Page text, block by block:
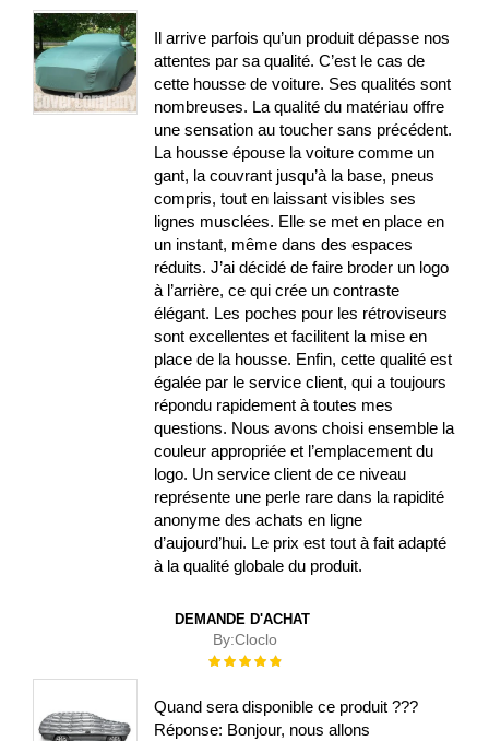
Il arrive parfois qu’un produit dépasse nos
attentes par sa qualité. C’est le cas de
cette housse de voiture. Ses qualités sont
nombreuses. La qualité du matériau offre
une sensation au toucher sans précédent.
La housse épouse la voiture comme un
gant, la couvrant jusqu’à la base, pneus
compris, tout en laissant visibles ses
lignes musclées. Elle se met en place en
un instant, même dans des espaces
réduits. J’ai décidé de faire broder un logo
à l’arrière, ce qui crée un contraste
élégant. Les poches pour les rétroviseurs
sont excellentes et facilitent la mise en
place de la housse. Enfin, cette qualité est
égalée par le service client, qui a toujours
répondu rapidement à toutes mes
questions. Nous avons choisi ensemble la
couleur appropriée et l’emplacement du
logo. Un service client de ce niveau
représente une perle rare dans la rapidité
anonyme des achats en ligne
d’aujourd’hui. Le prix est tout à fait adapté
à la qualité globale du produit.
DEMANDE D'ACHAT
By:Cloclo
Évaluation :
Quand sera disponible ce produit ???
Réponse: Bonjour, nous allons